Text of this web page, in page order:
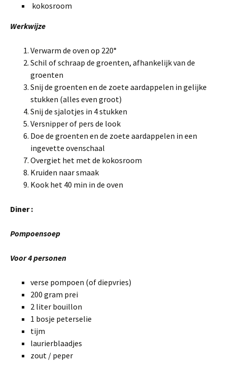
kokosroom
Werkwijze
Verwarm de oven op 220°
Schil of schraap de groenten, afhankelijk van de
groenten
Snij de groenten en de zoete aardappelen in gelijke
stukken (alles even groot)
Snij de sjalotjes in 4 stukken
Versnipper of pers de look
Doe de groenten en de zoete aardappelen in een
ingevette ovenschaal
Overgiet het met de kokosroom
Kruiden naar smaak
Kook het 40 min in de oven
Diner :
Pompoensoep
Voor 4 personen
verse pompoen (of diepvries)
200 gram prei
2 liter bouillon
1 bosje peterselie
tijm
laurierblaadjes
zout / peper